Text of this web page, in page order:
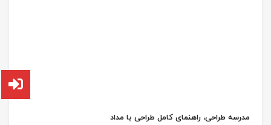
مدرسه طراحی، راهنمای کامل طراحی با مداد